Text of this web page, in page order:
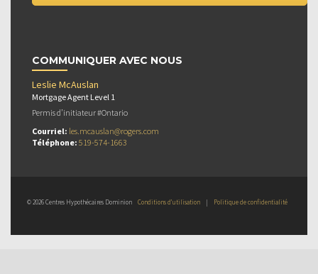
COMMUNIQUER AVEC NOUS
Leslie McAuslan
Mortgage Agent Level 1
Permis d’initiateur #Ontario
Courriel: les.mcauslan@rogers.com
Téléphone: 519-574-1663
© 2026 Centres Hypothécaires Dominion Conditions d’utilisation | Politique de confidentialité